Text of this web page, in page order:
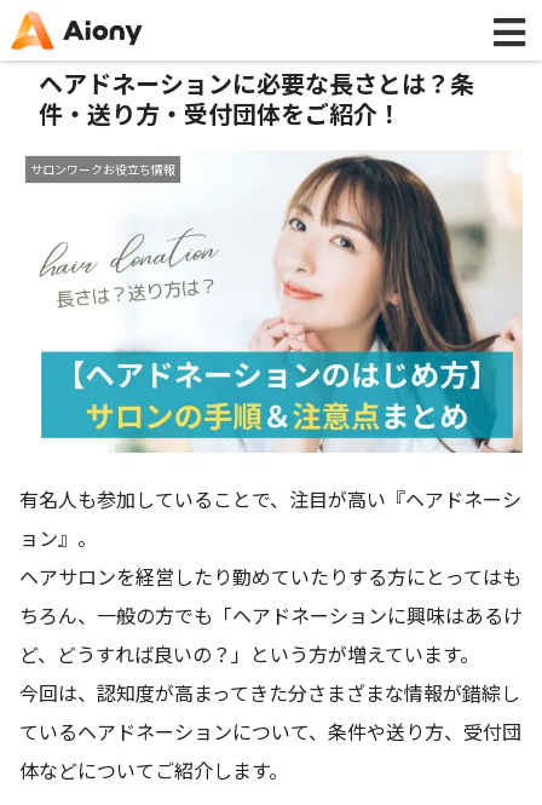
ヘアドネーションに必要な長さとは？条
件・送り方・受付団体をご紹介！
サロンワークお役立ち情報
有名人も参加していることで、注目が高い『ヘアドネーシ
ョン』。
ヘアサロンを経営したり勤めていたりする方にとってはも
ちろん、一般の方でも「ヘアドネーションに興味はあるけ
ど、どうすれば良いの？」という方が増えています。
今回は、認知度が高まってきた分さまざまな情報が錯綜し
ているヘアドネーションについて、条件や送り方、受付団
体などについてご紹介します。